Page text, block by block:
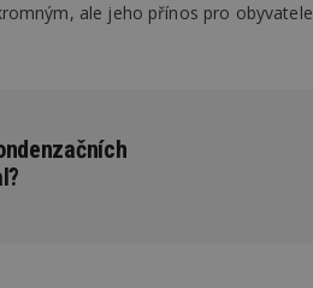
ale jeho přínos pro obyvatele